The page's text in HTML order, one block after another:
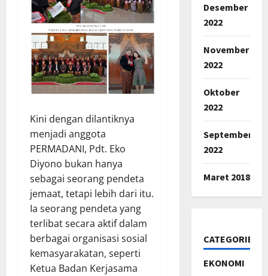
Kini dengan dilantiknya
menjadi anggota
PERMADANI, Pdt. Eko
Diyono bukan hanya
sebagai seorang pendeta
jemaat, tetapi lebih dari itu.
Ia seorang pendeta yang
terlibat secara aktif dalam
berbagai organisasi sosial
kemasyarakatan, seperti
Ketua Badan Kerjasama
Desember
2022
November
2022
Oktober
2022
September
2022
Maret 2018
CATEGORIES
EKONOMI